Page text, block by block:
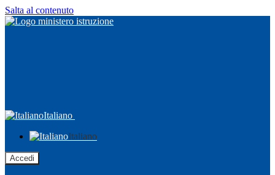
Salta al contenuto
Italiano
Italiano
Accedi